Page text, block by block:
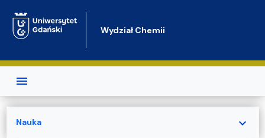
Wydział Chemii
Nauka expand_more